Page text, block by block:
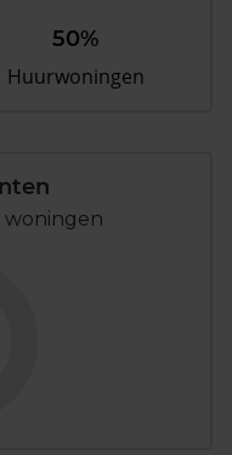
50%
Huurwoningen
woningen